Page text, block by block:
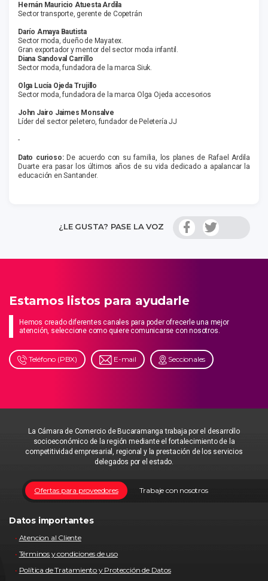
Hernán Mauricio Atuesta Ardila
Sector transporte, gerente de Copetrán
Darío Amaya Bautista
Sector moda, dueño de Mayatex.
Gran exportador y mentor del sector moda infantil.
Diana Sandoval Carrillo
Sector moda, fundadora de la marca Siuk.
Olga Lucía Ojeda Trujillo
Sector moda, fundadora de la marca Olga Ojeda accesorios
John Jairo Jaimes Monsalve
Líder del sector peletero, fundador de Peletería JJ
-
Dato curioso: De acuerdo con su familia, los planes de Rafael Ardila
Duarte era pasar los últimos años de su vida dedicado a apalancar la
educación en Santander.
¿LE GUSTA? PASE LA VOZ
Estamos listos para ayudarle
Hemos creado diferentes canales para poder ofrecerle una mejor
atención, seleccione como quiere comunicarse con nosotros.
Teléfono (PBX) E-mail Seccionales
La Cámara de Comercio de Bucaramanga trabaja por el desarrollo
socioeconómico de la región mediante el fortalecimiento de la
competitividad empresarial, regional y la prestación de los servicios
delegados por el estado.
Trabaje con nosotros
Ofertas para proveedores
Datos importantes
Atencion al Cliente
Términos y condiciones de uso
Política de Tratamiento y Protección de Datos